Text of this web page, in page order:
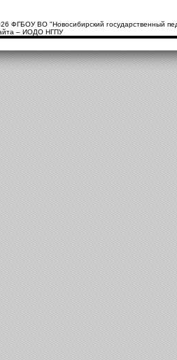
ФГБОУ ВО "Новосибирский государственный
– ИОДО НГПУ